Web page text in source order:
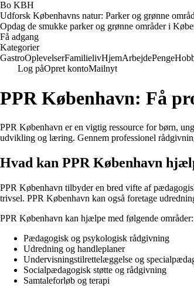
Bo KBH
Udforsk Københavns natur: Parker og grønne
Opdag de smukke parker og grønne områder i
Få adgang
Kategorier
GastroOplevelserFamilielivHjemArbejdePenge
Log påOpret kontoMailnyt
PPR København: Få
PPR København er en vigtig ressource for børn,
udvikling og læring. Gennem professionel
Hvad kan PPR København
PPR København tilbyder en bred vifte af
trivsel. PPR København kan også foretage
PPR København kan hjælpe med følgende områder:
Pædagogisk og psykologisk rådgivning
Udredning og handleplaner
Undervisningstilrettelæggelse og
Socialpædagogisk støtte og rådgivning
Samtaleforløb og terapi